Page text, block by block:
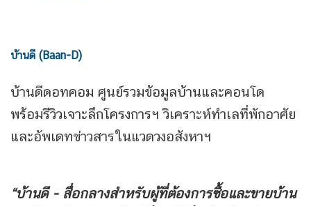
บ้านดี (Baan-D)
บ้านดีดอทคอม ศูนย์รวมข้อมูลบ้านและคอนโด
พร้อมรีวิวเจาะลึกโครงการฯ วิเคราะห์ทำเลที่พักอาศัย
และอัพเดทข่าวสารในแวดวงอสังหาฯ
“บ้านดี - สื่อกลางสำหรับผู้ที่ต้องการซื้อและขายบ้าน